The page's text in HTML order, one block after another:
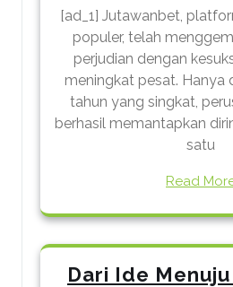
[ad_1] Jutawanbet,
populer, telah
perjudian dengan
meningkat pesat. Hanya
tahun yang singkat,
berhasil memantapkan
satu
Read
Dari Ide